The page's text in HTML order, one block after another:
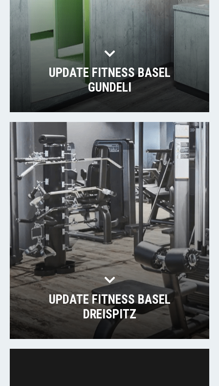
UPDATE FITNESS BASEL
GUNDELI
UPDATE FITNESS BASEL
DREISPITZ